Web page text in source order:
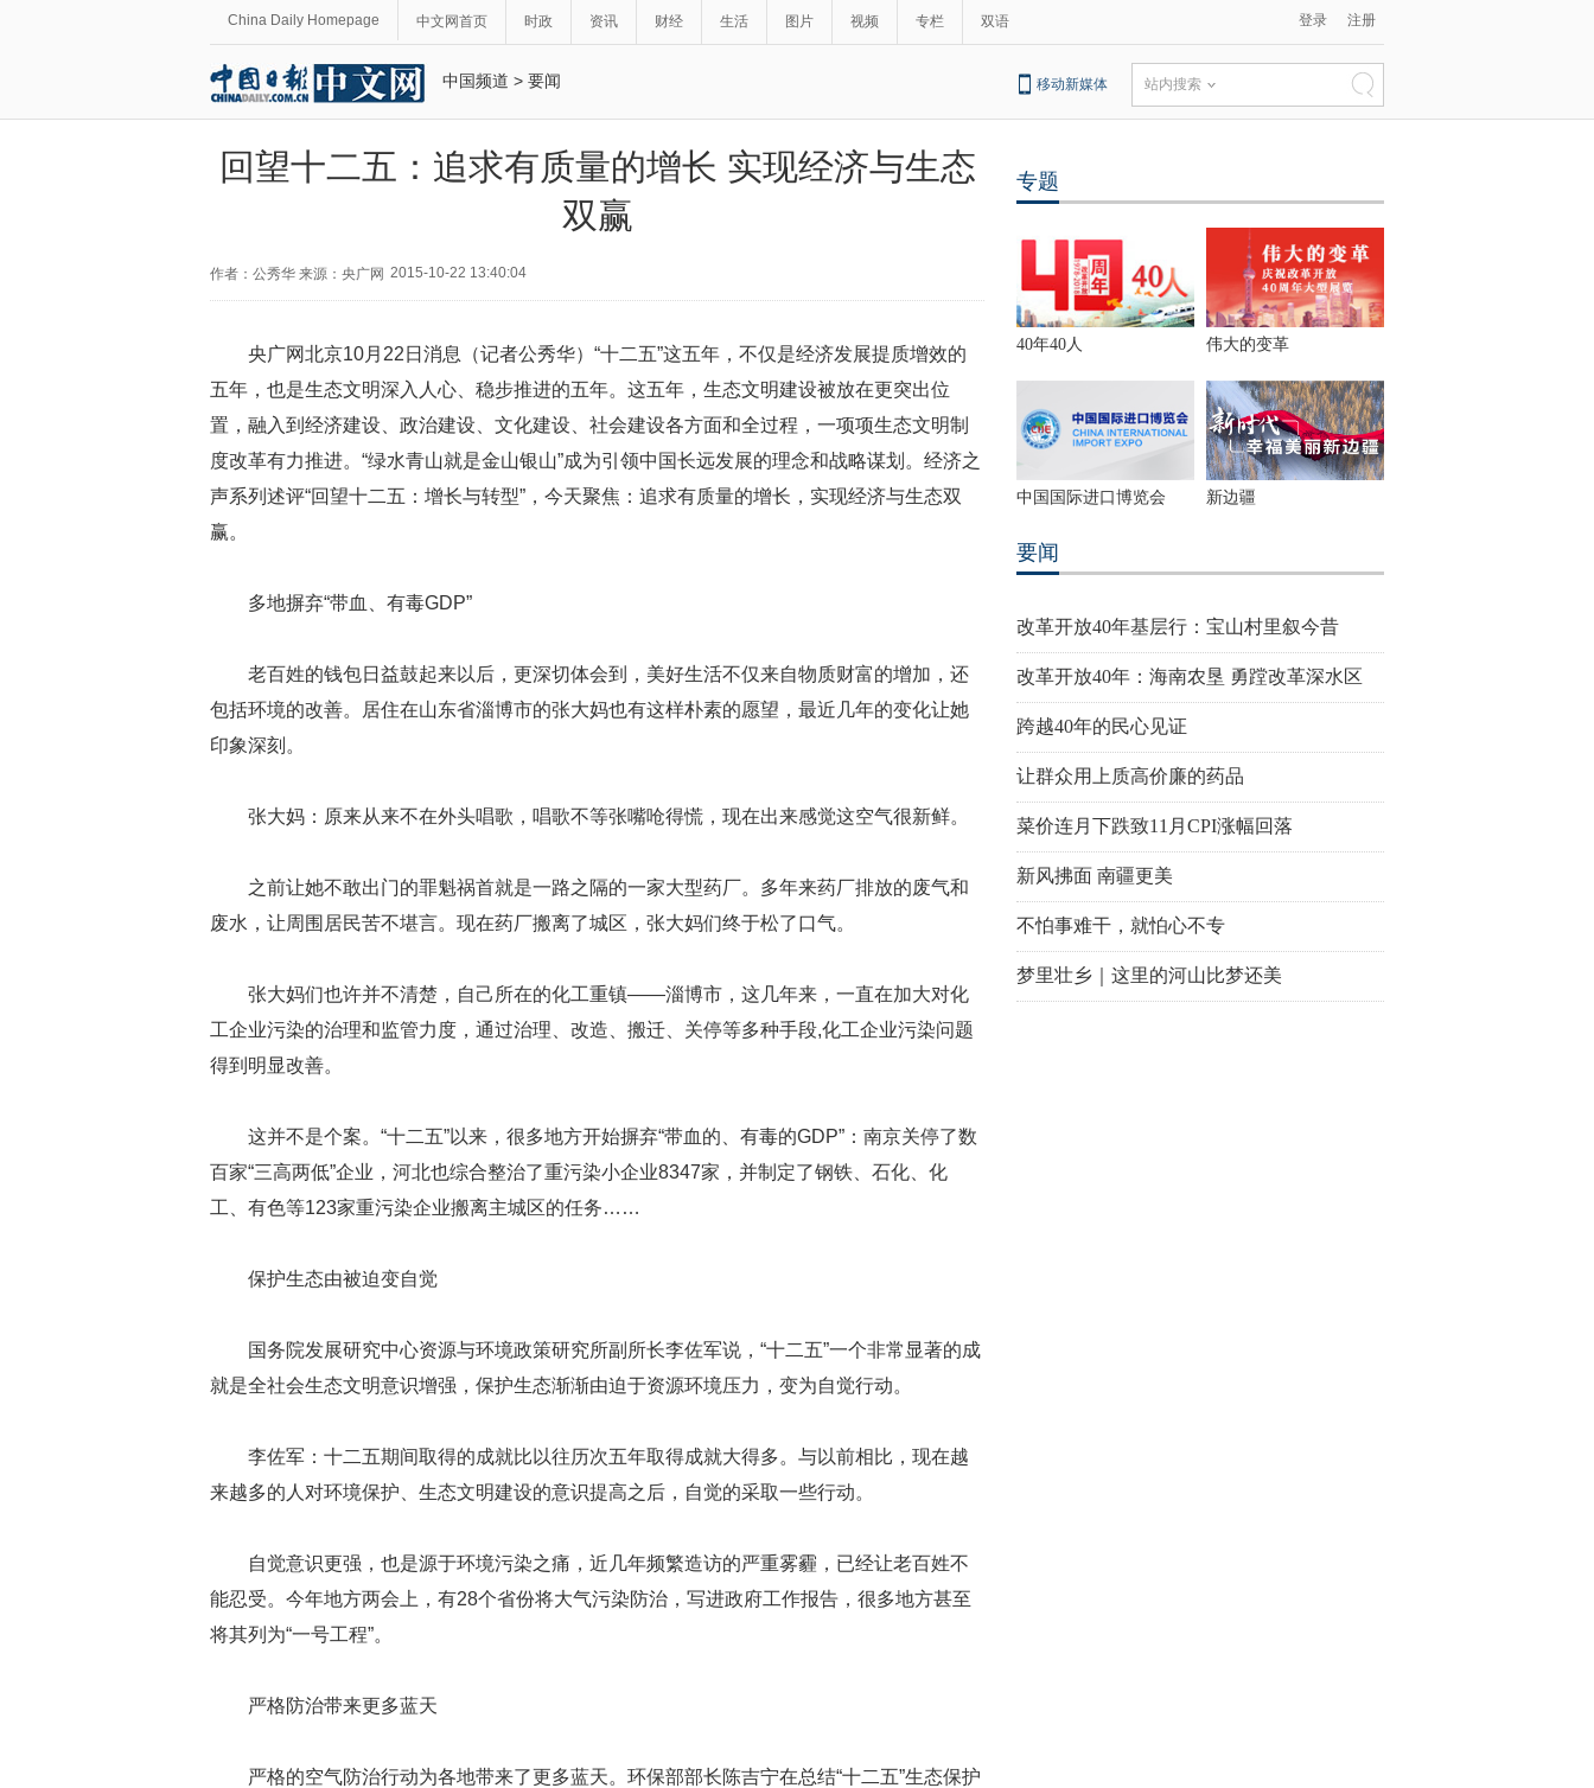
China Daily Homepage 中文网首页 时政 资讯 财经 生活 图片 视频 专栏 双语 登录 注册
中国频道 > 要闻 移动新媒体 站内搜索
回望十二五：追求有质量的增长 实现经济与生态
双赢
作者：公秀华 来源：央广网 2015-10-22 13:40:04
央广网北京10月22日消息（记者公秀华）“十二五”这五年，不仅是经济发展提质增效的
五年，也是生态文明深入人心、稳步推进的五年。这五年，生态文明建设被放在更突出位
置，融入到经济建设、政治建设、文化建设、社会建设各方面和全过程，一项项生态文明制
度改革有力推进。“绿水青山就是金山银山”成为引领中国长远发展的理念和战略谋划。经济之
声系列述评“回望十二五：增长与转型”，今天聚焦：追求有质量的增长，实现经济与生态双
赢。
多地摒弃“带血、有毒GDP”
老百姓的钱包日益鼓起来以后，更深切体会到，美好生活不仅来自物质财富的增加，还
包括环境的改善。居住在山东省淄博市的张大妈也有这样朴素的愿望，最近几年的变化让她
印象深刻。
张大妈：原来从来不在外头唱歌，唱歌不等张嘴呛得慌，现在出来感觉这空气很新鲜。
之前让她不敢出门的罪魁祸首就是一路之隔的一家大型药厂。多年来药厂排放的废气和
废水，让周围居民苦不堪言。现在药厂搬离了城区，张大妈们终于松了口气。
张大妈们也许并不清楚，自己所在的化工重镇——淄博市，这几年来，一直在加大对化
工企业污染的治理和监管力度，通过治理、改造、搬迁、关停等多种手段,化工企业污染问题
得到明显改善。
这并不是个案。“十二五”以来，很多地方开始摒弃“带血的、有毒的GDP”：南京关停了数
百家“三高两低”企业，河北也综合整治了重污染小企业8347家，并制定了钢铁、石化、化
工、有色等123家重污染企业搬离主城区的任务……
保护生态由被迫变自觉
国务院发展研究中心资源与环境政策研究所副所长李佐军说，“十二五”一个非常显著的成
就是全社会生态文明意识增强，保护生态渐渐由迫于资源环境压力，变为自觉行动。
李佐军：十二五期间取得的成就比以往历次五年取得成就大得多。与以前相比，现在越
来越多的人对环境保护、生态文明建设的意识提高之后，自觉的采取一些行动。
自觉意识更强，也是源于环境污染之痛，近几年频繁造访的严重雾霾，已经让老百姓不
能忍受。今年地方两会上，有28个省份将大气污染防治，写进政府工作报告，很多地方甚至
将其列为“一号工程”。
严格防治带来更多蓝天
严格的空气防治行动为各地带来了更多蓝天。环保部部长陈吉宁在总结“十二五”生态保护
专题
40年40人 伟大的变革
中国国际进口博览会 新边疆
要闻
改革开放40年基层行：宝山村里叙今昔
改革开放40年：海南农垦 勇蹚改革深水区
跨越40年的民心见证
让群众用上质高价廉的药品
菜价连月下跌致11月CPI涨幅回落
新风拂面 南疆更美
不怕事难干，就怕心不专
梦里壮乡｜这里的河山比梦还美